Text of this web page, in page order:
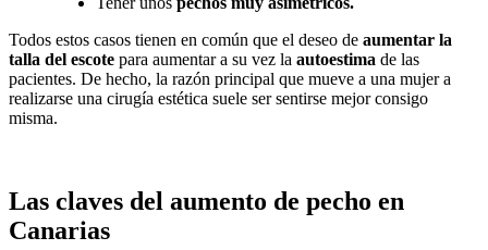
Todos estos casos tienen en común que el deseo de aumentar la
talla del escote para aumentar a su vez la autoestima de las
pacientes. De hecho, la razón principal que mueve a una mujer a
realizarse una cirugía estética suele ser sentirse mejor consigo
misma.
Las claves del aumento de pecho en
Canarias